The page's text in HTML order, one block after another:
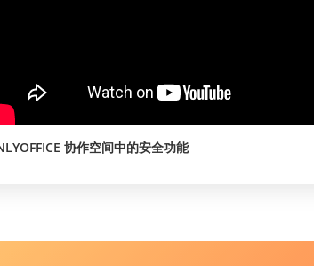
协作空间中的安全功能